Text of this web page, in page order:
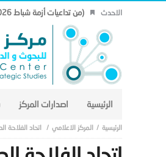
الاحدث (من تداعيات أزمة شباط 2026 إلى هندسة الأمن الإقليمي: اتفاق مكة نموذجاً.. (19)
الرئيسية اصدارات المركز
المركز الاعلامي اتحاد الفلاحة